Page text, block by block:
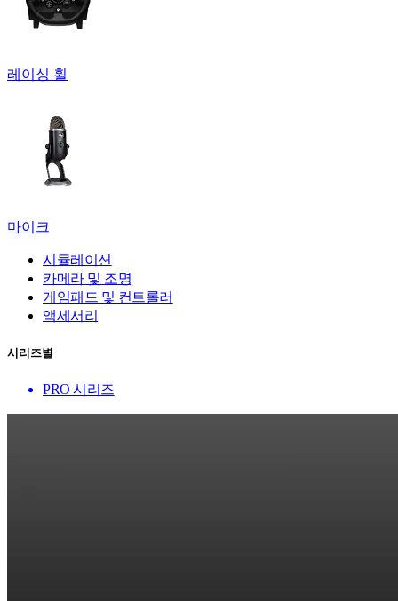
레이싱 휠
마이크
시뮬레이션
카메라 및 조명
게임패드 및 컨트롤러
액세서리
시리즈별
PRO 시리즈